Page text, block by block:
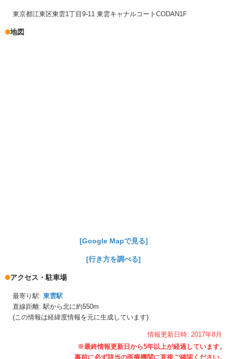
東京都江東区東雲1丁目9-11 東雲キャナルコートCODAN1F
地図
[Google Mapで見る]
[行き方を調べる]
アクセス・駐車場
最寄り駅: 東雲駅
直線距離: 駅から北に約550m
(この情報は経緯度情報を元に生成しています)
情報更新日時: 2017年8月